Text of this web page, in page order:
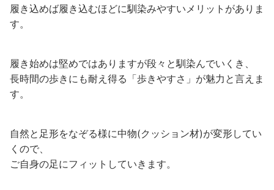
履き込めば履き込むほどに馴染みやすいメリットがありま
す。
履き始めは堅めではありますが段々と馴染んでいくき、
長時間の歩きにも耐え得る「歩きやすさ」が魅力と言えま
す。
自然と足形をなぞる様に中物(クッション材)が変形してい
くので、
ご自身の足にフィットしていきます。